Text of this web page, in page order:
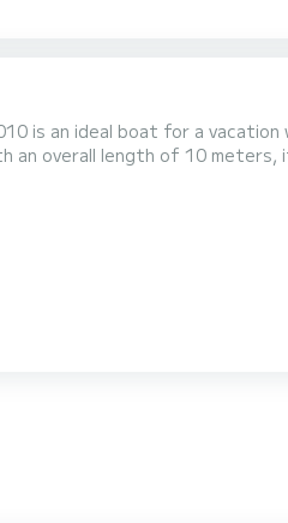
is an ideal boat for a vacation
comfort heeft GARUDA